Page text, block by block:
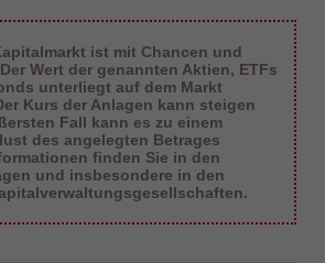
ist mit Chancen und
Wert der genannten Aktien, ETFs
unterliegt auf dem Markt
Kurs der Anlagen kann steigen
Fall kann es zu einem
des angelegten Betrages
finden Sie in den
und insbesondere in den